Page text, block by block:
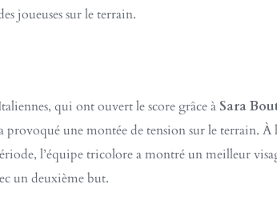
joueuses sur le terrain.
qui ont ouvert le score grâce à Sara
une montée de tension sur le terrain.
l’équipe tricolore a montré un meilleur
un deuxième but.